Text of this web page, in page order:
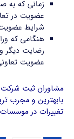
زمانی که به
عضویت در
شرایط
هنگامی که
رضایت دیگر
عضویت
مشاوران ثبت شرکت
بابهترین و مجرب
تغییرات در